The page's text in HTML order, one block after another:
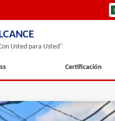
Usted para Usted"
Certificación